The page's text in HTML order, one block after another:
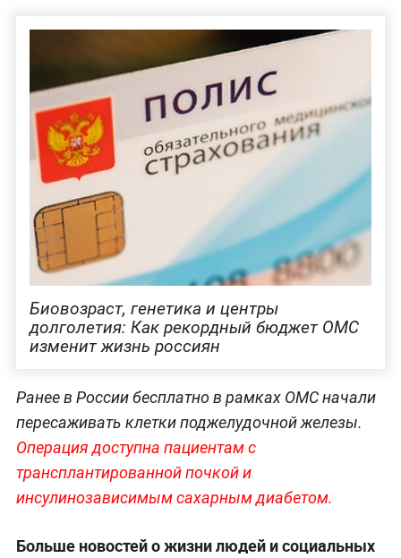
Биовозраст, генетика и центры
долголетия: Как рекордный бюджет ОМС
изменит жизнь россиян
Ранее в России бесплатно в рамках ОМС начали
пересаживать клетки поджелудочной железы.
Операция доступна пациентам с
трансплантированной почкой и
инсулинозависимым сахарным диабетом.
Больше новостей о жизни людей и социальных